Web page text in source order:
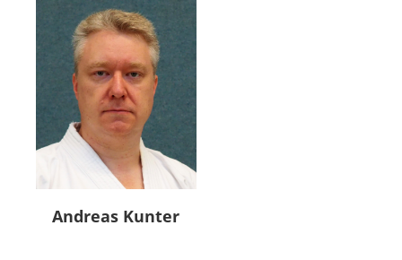
Andreas Kunter